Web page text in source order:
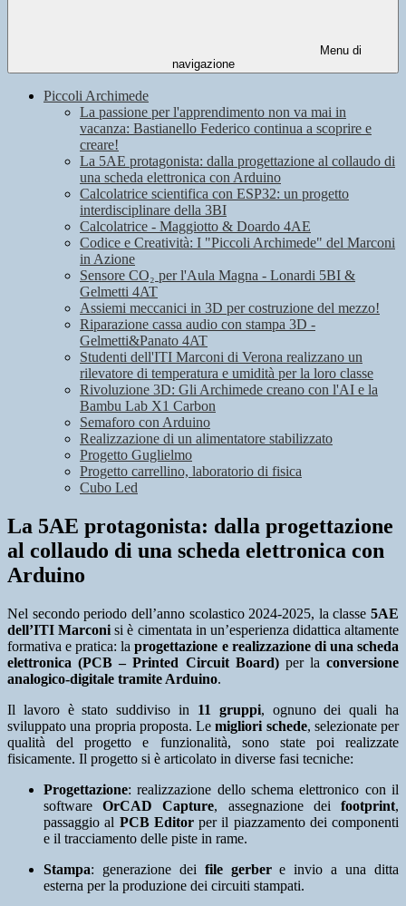
Menu di
navigazione
Piccoli Archimede
La passione per l'apprendimento non va mai in
vacanza: Bastianello Federico continua a scoprire e
creare!
La 5AE protagonista: dalla progettazione al collaudo di
una scheda elettronica con Arduino
Calcolatrice scientifica con ESP32: un progetto
interdisciplinare della 3BI
Calcolatrice - Maggiotto & Doardo 4AE
Codice e Creatività: I "Piccoli Archimede" del Marconi
in Azione
Sensore CO₂ per l'Aula Magna - Lonardi 5BI &
Gelmetti 4AT
Assiemi meccanici in 3D per costruzione del mezzo!
Riparazione cassa audio con stampa 3D -
Gelmetti&Panato 4AT
Studenti dell'ITI Marconi di Verona realizzano un
rilevatore di temperatura e umidità per la loro classe
Rivoluzione 3D: Gli Archimede creano con l'AI e la
Bambu Lab X1 Carbon
Semaforo con Arduino
Realizzazione di un alimentatore stabilizzato
Progetto Guglielmo
Progetto carrellino, laboratorio di fisica
Cubo Led
La 5AE protagonista: dalla progettazione
al collaudo di una scheda elettronica con
Arduino
Nel secondo periodo dell’anno scolastico 2024-2025, la classe 5AE
dell’ITI Marconi si è cimentata in un’esperienza didattica altamente
formativa e pratica: laprogettazione e realizzazione di una scheda
elettronica (PCB – Printed Circuit Board)per la conversione
analogico-digitale tramite Arduino.
Il lavoro è stato suddiviso in 11 gruppi, ognuno dei quali ha
sviluppato una propria proposta. Lemigliori schede, selezionate per
qualità del progetto e funzionalità, sono state poi realizzate
fisicamente. Il progetto si è articolato in diverse fasi tecniche:
Progettazione: realizzazione dello schema elettronico con il
softwareOrCAD Capture, assegnazione deifootprint,
passaggio al PCB Editorper il piazzamento dei componenti
e il tracciamento delle piste in rame.
Stampa: generazione dei file gerbere invio a una ditta
esterna per la produzione dei circuiti stampati.